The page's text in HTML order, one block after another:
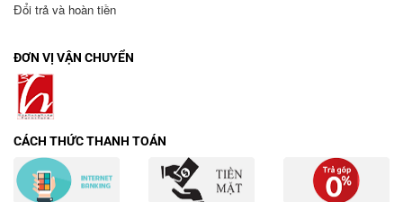
Đổi trả và hoàn tiền
ĐƠN VỊ VẬN CHUYỂN
CÁCH THỨC THANH TOÁN